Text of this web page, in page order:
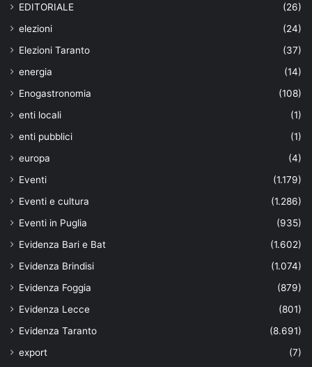
EDITORIALE
(26)
elezioni
(24)
Elezioni Taranto
(37)
energia
(14)
Enogastronomia
(108)
enti locali
(1)
enti pubblici
(1)
europa
(4)
Eventi
(1.179)
Eventi e cultura
(1.286)
Eventi in Puglia
(935)
Evidenza Bari e Bat
(1.602)
Evidenza Brindisi
(1.074)
Evidenza Foggia
(879)
Evidenza Lecce
(801)
Evidenza Taranto
(8.691)
export
(7)